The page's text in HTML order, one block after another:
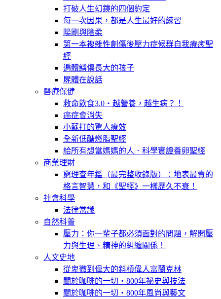
打破人生幻鏡的四個約定
每一次因果，都是人生最好的練習
陽剛與陰柔
第一本複雜性創傷後壓力症候群自我療癒聖
經
遍體鱗傷長大的孩子
屍體在說話
醫療保健
救命飲食3.0‧越營養，越生病？！
癌症會消失
小蘇打的驚人療效
全新低醣燃脂聖經
給所有想當媽媽的人．科學實證養卵聖經
商業理財
窮理查年鑑（最完整收錄版）：地表最賣的
格言智慧，和《聖經》一樣歷久不衰！
社會科學
法律常識
自然科普
壓力：你一輩子都必須面對的問題，解開壓
力與生理、精神的糾纏關係！
人文史地
從卑微到偉大的斜槓偉人富蘭克林
關於咖啡的一切‧800年祕史與技法
關於咖啡的一切‧800年風尚與藝文